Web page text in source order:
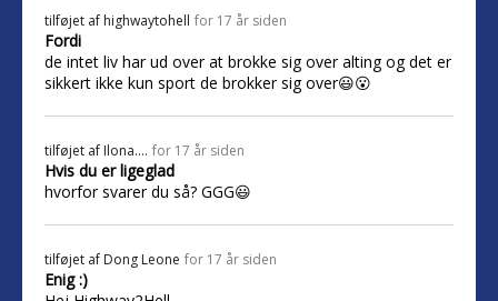
tilføjet af highwaytohell for 17 år siden
Fordi
de intet liv har ud over at brokke sig over alting og det er
sikkert ikke kun sport de brokker sig over😃😮
tilføjet af Ilona.... for 17 år siden
Hvis du er ligeglad
hvorfor svarer du så? GGG😃
tilføjet af Dong Leone for 17 år siden
Enig :)